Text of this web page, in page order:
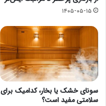
۱۴۰۵-۰۵-۱۵
سونای خشک یا بخار، کدامیک برای
سلامتی مفید است؟